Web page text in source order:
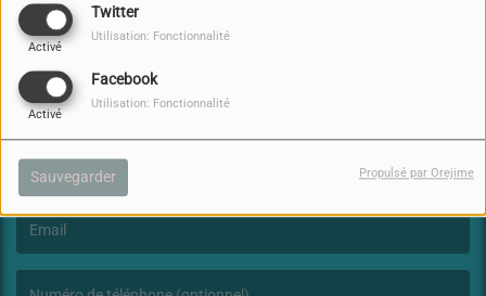
Twitter
Activé
Utilisation: Fonctionnalité
Facebook
Activé
Utilisation: Fonctionnalité
Sauvegarder Propulsé par Orejime
NOUS CONTACTER
(Le nom est obligatoire. )